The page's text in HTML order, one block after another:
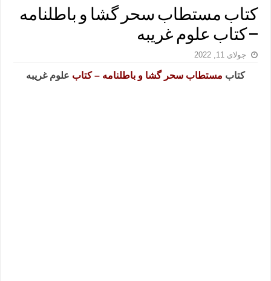
معجزات دعای یا من اظهر الجمیل – دعای یا من اظهر الجمیل برای
مهم ترین اذکار الهی و فضیلت آن ها – ذکر مخصوص مستجاب الدعوه
دعا برای ترس بچه ها در خواب – دعای ترس و بی خوابی کودکان
نماز حاجت برای کار گشایی- دعای رفع مشکلات و طلب حاجت
کتاب مستطاب سحر گشا و باطلنامه
– کتاب علوم غریبه
جولای 11, 2022
کتاب مستطاب سحر گشا و باطلنامه – کتاب علوم غریبه